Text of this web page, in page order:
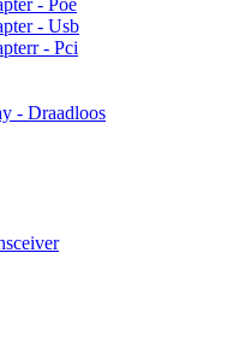
- Poe
- Usb
- Pci
- Draadloos